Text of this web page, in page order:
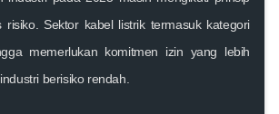
risiko. Sektor kabel listrik termasuk kategori
memerlukan komitmen izin yang lebih
berisiko rendah.